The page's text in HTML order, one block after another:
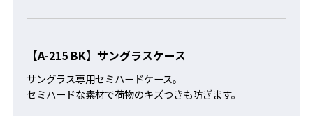
【A-215 BK】サングラスケース
サングラス専用セミハードケース。
セミハードな素材で荷物のキズつきも防ぎます。